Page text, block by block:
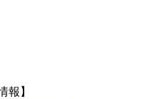
報】